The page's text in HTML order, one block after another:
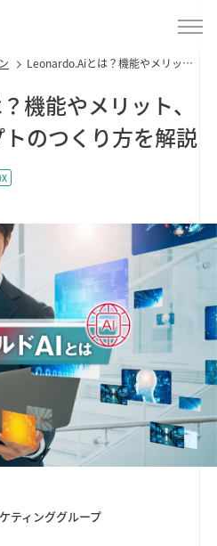
Leonardo.Aiとは？機能やメリッ
機能やメリット、
のつくり方を解説
ティンググループ